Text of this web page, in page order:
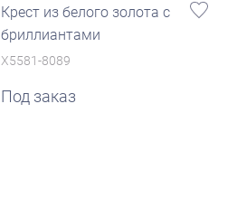
Крест из белого золота с
бриллиантами
X5581-8089
Под заказ